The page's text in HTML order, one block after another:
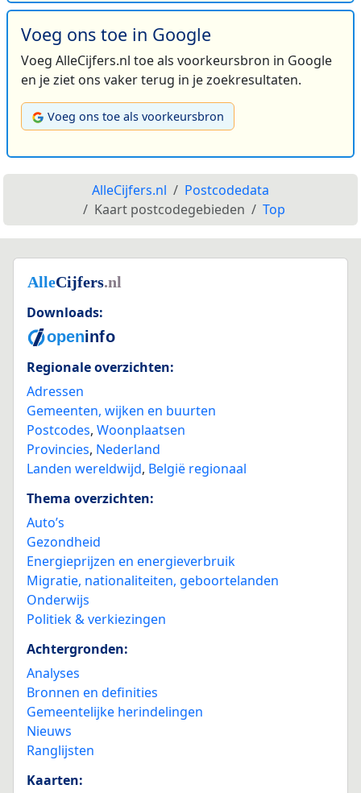
Voeg ons toe in Google
Voeg AlleCijfers.nl toe als voorkeursbron in Google
en je ziet ons vaker terug in je zoekresultaten.
Voeg ons toe als voorkeursbron
AlleCijfers.nl
Postcodedata
Kaart postcodegebieden
Top
Downloads:
Regionale overzichten:
Adressen
Gemeenten, wijken en buurten
Postcodes, Woonplaatsen
Provincies, Nederland
Landen wereldwijd, België regionaal
Thema overzichten:
Auto’s
Gezondheid
Energieprijzen en energieverbruik
Migratie, nationaliteiten, geboortelanden
Onderwijs
Politiek & verkiezingen
Achtergronden:
Analyses
Bronnen en definities
Gemeentelijke herindelingen
Nieuws
Ranglijsten
Kaarten: